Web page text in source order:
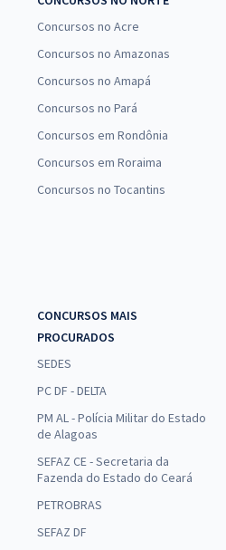
Concursos no Acre
Concursos no Amazonas
Concursos no Amapá
Concursos no Pará
Concursos em Rondônia
Concursos em Roraima
Concursos no Tocantins
CONCURSOS MAIS
PROCURADOS
SEDES
PC DF - DELTA
PM AL - Polícia Militar do Estado
de Alagoas
SEFAZ CE - Secretaria da
Fazenda do Estado do Ceará
PETROBRAS
SEFAZ DF